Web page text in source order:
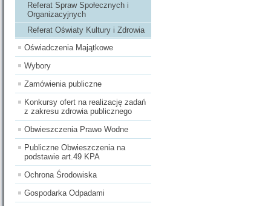
Referat Spraw Społecznych i
Organizacyjnych
Referat Oświaty Kultury i Zdrowia
Oświadczenia Majątkowe
Wybory
Zamówienia publiczne
Konkursy ofert na realizację zadań
z zakresu zdrowia publicznego
Obwieszczenia Prawo Wodne
Publiczne Obwieszczenia na
podstawie art.49 KPA
Ochrona Środowiska
Gospodarka Odpadami